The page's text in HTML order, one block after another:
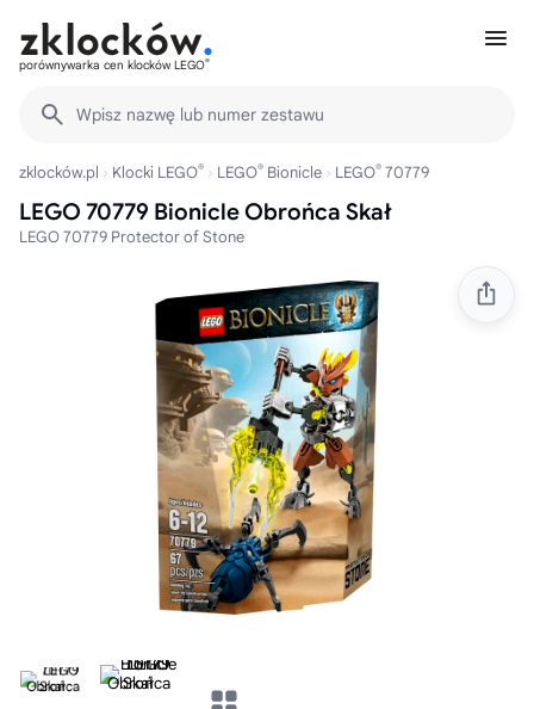
porównywarka cen klocków LEGO®
Wpisz nazwę lub numer zestawu
zklocków.pl Klocki LEGO® LEGO® Bionicle LEGO® 70779
LEGO 70779 Bionicle Obrońca Skał
LEGO 70779 Protector of Stone